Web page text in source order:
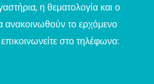
η θεματολογία και ο
το ερχόμενο
στο τηλέφωνο: